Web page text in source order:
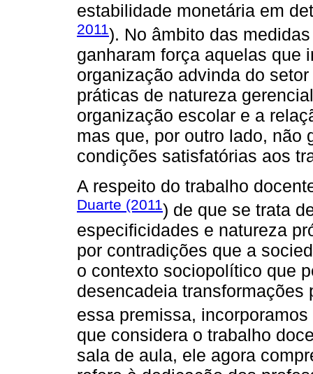
estabilidade monetária em
2011). No âmbito das
ganharam força aquelas que
organização advinda do
práticas de natureza
organização escolar e a
mas que, por outro lado, não
condições satisfatórias aos
A respeito do trabalho
Duarte (2011) de que se trata
especificidades e natureza
por contradições que a
o contexto sociopolítico que
desencadeia transformações
essa premissa,
que considera o trabalho
sala de aula, ele agora